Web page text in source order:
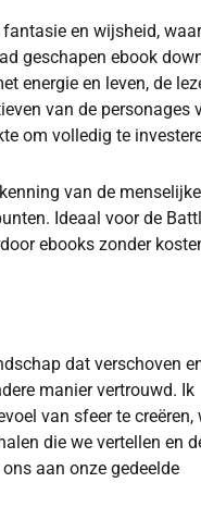
en wijsheid,
geschapen ebook
energie en leven, de
van de personages
om volledig te
van de
Ideaal voor de
ebooks zonder
dat verschoven
manier vertrouwd. Ik
van sfeer te creëren,
die we vertellen en
aan onze gedeelde